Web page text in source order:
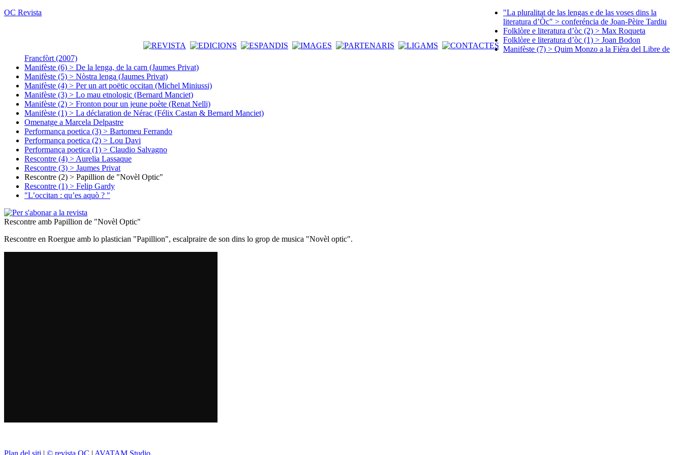
OC Revista
"La pluralitat de las lengas e de las voses dins la
literatura d’Òc" > conferéncia de Joan-Pèire Tardiu
Folklòre e literatura d’òc (2) > Max Roqueta
Folklòre e literatura d’òc (1) > Joan Bodon
Manifèste (7) > Quim Monzo a la Fièra del Libre de
Francfòrt (2007)
Manifèste (6) > De la lenga, de la carn (Jaumes Privat)
Manifèste (5) > Nòstra lenga (Jaumes Privat)
Manifèste (4) > Per un art poëtic occitan (Michel Miniussi)
Manifèste (3) > Lo mau etnologic (Bernard Manciet)
Manifèste (2) > Fronton pour un jeune poète (Renat Nelli)
Manifèste (1) > La déclaration de Nérac (Félix Castan & Bernard Manciet)
Omenatge a Marcela Delpastre
Performança poetica (3) > Bartomeu Ferrando
Performança poetica (2) > Lou Davi
Performança poetica (1) > Claudio Salvagno
Rescontre (4) > Aurelia Lassaque
Rescontre (3) > Jaumes Privat
Rescontre (2) > Papillion de "Novèl Optic"
Rescontre (1) > Felip Gardy
"L’occitan : qu’es aquò ? "
Rescontre amb Papillion de "Novèl Optic"
Rescontre en Roergue amb lo plastician "Papillion", escalpraire de son dins lo grop de musica "Novèl optic".
Plan del siti | © revista OC | AVATAM Studio